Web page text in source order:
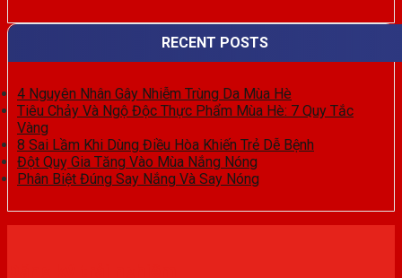
RECENT POSTS
4 Nguyên Nhân Gây Nhiễm Trùng Da Mùa Hè
Tiêu Chảy Và Ngộ Độc Thực Phẩm Mùa Hè: 7 Quy Tắc
Vàng
8 Sai Lầm Khi Dùng Điều Hòa Khiến Trẻ Dễ Bệnh
Đột Quỵ Gia Tăng Vào Mùa Nắng Nóng
Phân Biệt Đúng Say Nắng Và Say Nóng